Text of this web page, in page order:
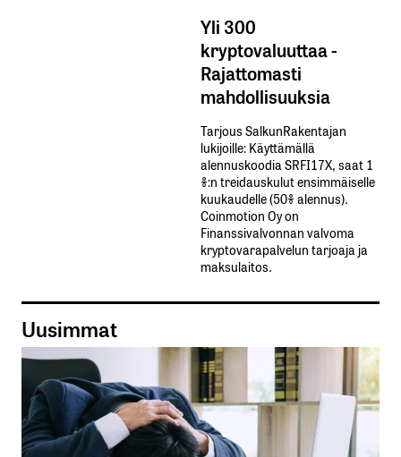
Yli 300
kryptovaluuttaa -
Rajattomasti
mahdollisuuksia
Tarjous SalkunRakentajan
lukijoille: Käyttämällä​ ​
alennuskoodia​ ​SRFI17X,​ ​saat​ ​1
%:n treidauskulut​ ​ensimmäiselle​ ​
kuukaudelle​ ​(50%​ ​alennus).
Coinmotion Oy on
Finanssivalvonnan valvoma
kryptovarapalvelun tarjoaja ja
maksulaitos.
Uusimmat